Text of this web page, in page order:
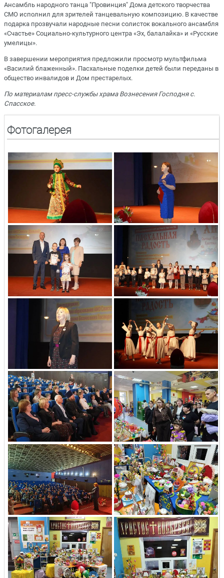
Ансамбль народного танца "Провинция" Дома детского творчества
СМО исполнил для зрителей танцевальную композицию. В качестве
подарка прозвучали народные песни солисток вокального ансамбля
«Счастье» Социально-культурного центра «Эх, балалайка» и «Русские
умелицы».
В завершении мероприятия предложили просмотр мультфильма
«Василий блаженный». Пасхальные поделки детей были переданы в
общество инвалидов и Дом престарелых.
По материалам пресс-службы храма Вознесения Господня с.
Спасское.
Фотогалерея